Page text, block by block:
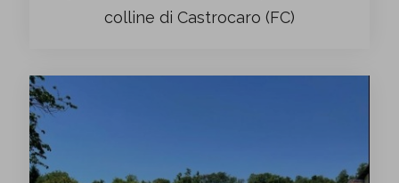
colline di Castrocaro (FC)